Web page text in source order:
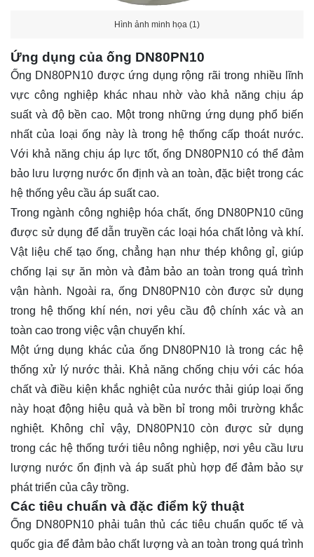
Hình ảnh minh họa (1)
Ứng dụng của ống DN80PN10
Ống DN80PN10 được ứng dụng rộng rãi trong nhiều lĩnh
vực công nghiệp khác nhau nhờ vào khả năng chịu áp
suất và độ bền cao. Một trong những ứng dụng phổ biến
nhất của loại ống này là trong hệ thống cấp thoát nước.
Với khả năng chịu áp lực tốt, ống DN80PN10 có thể đảm
bảo lưu lượng nước ổn định và an toàn, đặc biệt trong các
hệ thống yêu cầu áp suất cao.
Trong ngành công nghiệp hóa chất, ống DN80PN10 cũng
được sử dụng để dẫn truyền các loại hóa chất lỏng và khí.
Vật liệu chế tạo ống, chẳng hạn như thép không gỉ, giúp
chống lại sự ăn mòn và đảm bảo an toàn trong quá trình
vận hành. Ngoài ra, ống DN80PN10 còn được sử dụng
trong hệ thống khí nén, nơi yêu cầu độ chính xác và an
toàn cao trong việc vận chuyển khí.
Một ứng dụng khác của ống DN80PN10 là trong các hệ
thống xử lý nước thải. Khả năng chống chịu với các hóa
chất và điều kiện khắc nghiệt của nước thải giúp loại ống
này hoạt động hiệu quả và bền bỉ trong môi trường khắc
nghiệt. Không chỉ vậy, DN80PN10 còn được sử dụng
trong các hệ thống tưới tiêu nông nghiệp, nơi yêu cầu lưu
lượng nước ổn định và áp suất phù hợp để đảm bảo sự
phát triển của cây trồng.
Các tiêu chuẩn và đặc điểm kỹ thuật
Ống DN80PN10 phải tuân thủ các tiêu chuẩn quốc tế và
quốc gia để đảm bảo chất lượng và an toàn trong quá trình